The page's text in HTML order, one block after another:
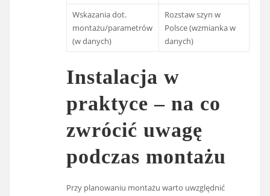
Wskazania dot.
montażu/parametrów
(w danych)
Rozstaw szyn w
Polsce (wzmianka w
danych)
Instalacja w
praktyce – na co
zwrócić uwagę
podczas montażu
Przy planowaniu montażu warto uwzględnić